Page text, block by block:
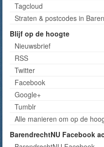
Tagcloud
Straten & postcodes in
Blijf op de hoogte
Nieuwsbrief
RSS
Twitter
Facebook
Google+
Tumblr
Alle manieren om op de
BarendrechtNU Facebook